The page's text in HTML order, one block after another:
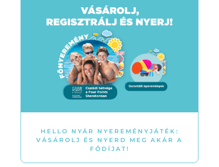
HELLO NYÁR NYEREMÉNYJÁTÉK:
VÁSÁROLJ ÉS NYERD MEG AKÁR A
FŐDÍJAT!